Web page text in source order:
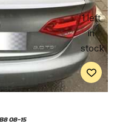
1 left
in
stock
08-15